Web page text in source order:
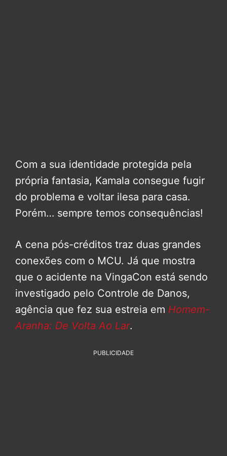
Com a sua identidade protegida pela
própria fantasia, Kamala consegue fugir
do problema e voltar ilesa para casa.
Porém… sempre temos consequências!
A cena pós-créditos traz duas grandes
conexões com o MCU. Já que mostra
que o acidente na VingaCon está sendo
investigado pelo Controle de Danos,
agência que fez sua estreia em Homem-
Aranha: De Volta Ao Lar.
PUBLICIDADE